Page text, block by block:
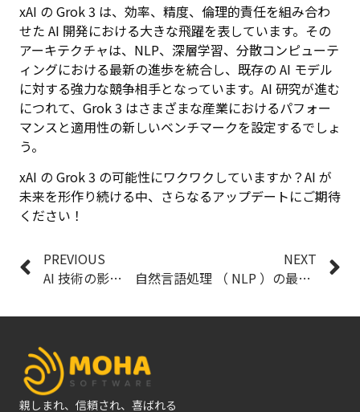
xAI の Grok 3 は、効率、精度、倫理的責任を組み合わ
せた AI 開発における大きな飛躍を表しています。その
アーキテクチャは、NLP、深層学習、分散コンピューテ
ィングにおける最新の進歩を統合し、既存の AI モデル
に対する強力な競争相手となっています。AI 研究が進む
につれて、Grok 3 はさまざまな産業におけるパフォー
マンスと適用性の新しいベンチマークを設定するでしょ
う。
xAI の Grok 3 の可能性にワクワクしていますか？AI が
未来を形作り続ける中、さらなるアップデートにご期待
ください！
PREVIOUS
AI 技術の影響下での ITアウトソーシング 業界の変革
NEXT
自然言語処理 （ NLP ）の最適化技術：トークン化、埋め込み、モデルアーキテクチャ、転移学習
親しまれ、信頼され、喜ばれる